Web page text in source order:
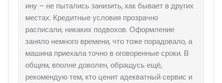
ину – не пытались занизить, как бывает в других
местах. Кредитные условия прозрачно
расписали, никаких подвохов. Оформление
заняло немного времени, что тоже порадовало, а
машина приехала точно в оговоренные сроки. В
общем, вполне доволен, обращусь ещё,
рекомендую тем, кто ценит адекватный сервис и